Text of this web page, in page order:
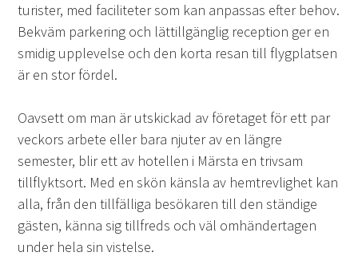
turister, med faciliteter som kan anpassas efter behov.
Bekväm parkering och lättillgänglig reception ger en
smidig upplevelse och den korta resan till flygplatsen
är en stor fördel.
Oavsett om man är utskickad av företaget för ett par
veckors arbete eller bara njuter av en längre
semester, blir ett av hotellen i Märsta en trivsam
tillflyktsort. Med en skön känsla av hemtrevlighet kan
alla, från den tillfälliga besökaren till den ständige
gästen, känna sig tillfreds och väl omhändertagen
under hela sin vistelse.